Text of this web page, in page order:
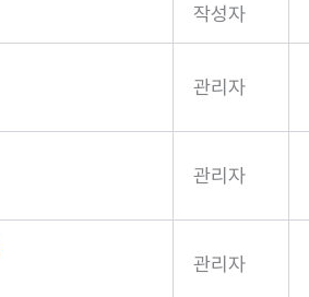
작성자
관리자
관리자
관리자